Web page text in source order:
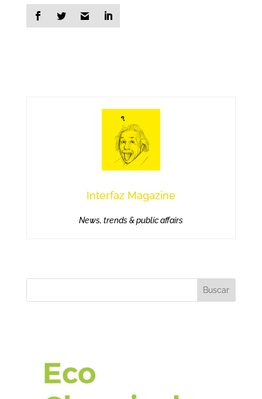
Interfaz Magazine
News, trends & public affairs
Buscar